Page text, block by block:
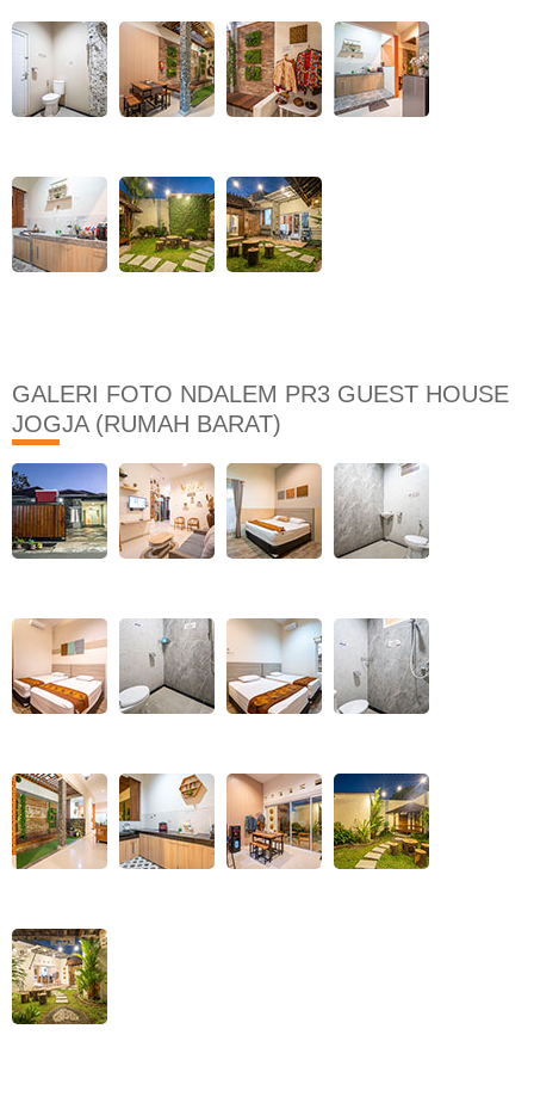
GALERI FOTO NDALEM PR3 GUEST HOUSE
JOGJA (RUMAH BARAT)